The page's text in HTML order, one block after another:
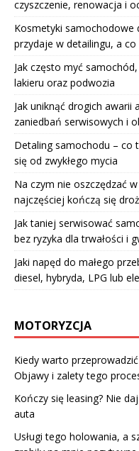
czyszczenie, renowacja i
Kosmetyki samochodowe
przydaje w detailingu, a
Jak często myć
lakieru oraz podwozia
Jak uniknąć drogich awarii
zaniedbań serwisowych i
Detaling samochodu – co
się od zwykłego mycia
Na czym nie oszczędzać
najczęściej kończą się
Jak taniej serwisować
bez ryzyka dla trwałości i
Jaki napęd do małego
diesel, hybryda, LPG lub
MOTORYZCJA
Kiedy warto
Objawy i zalety tego
Kończy się leasing? Nie
auta
Usługitego holowania, a